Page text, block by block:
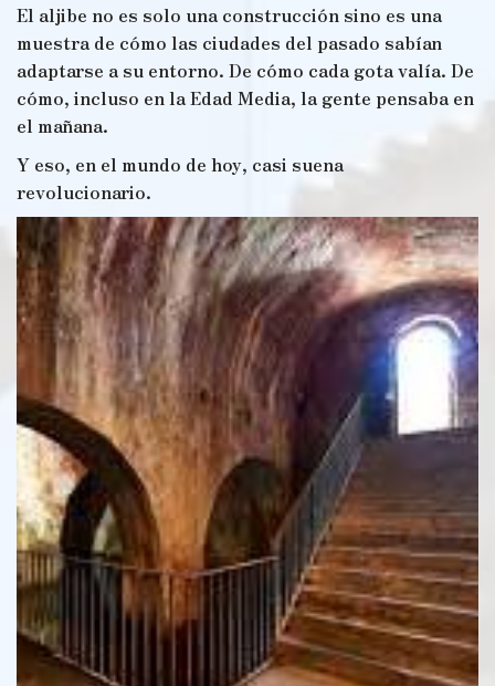
El aljibe no es solo una construcción sino es una
muestra de cómo las ciudades del pasado sabían
adaptarse a su entorno. De cómo cada gota valía. De
cómo, incluso en la Edad Media, la gente pensaba en
el mañana.
Y eso, en el mundo de hoy, casi suena
revolucionario.